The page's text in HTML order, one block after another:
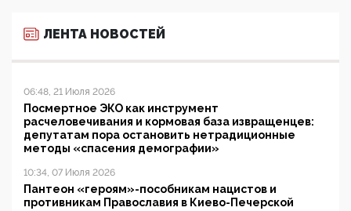
ЛЕНТА НОВОСТЕЙ
06:48, 21 Июля 2026
Посмертное ЭКО как инструмент
расчеловечивания и кормовая база извращенцев:
депутатам пора остановить нетрадиционные
методы «спасения демографии»
10:34, 07 Июля 2026
Пантеон «героям»-пособникам нацистов и
противникам Православия в Киево-Печерской